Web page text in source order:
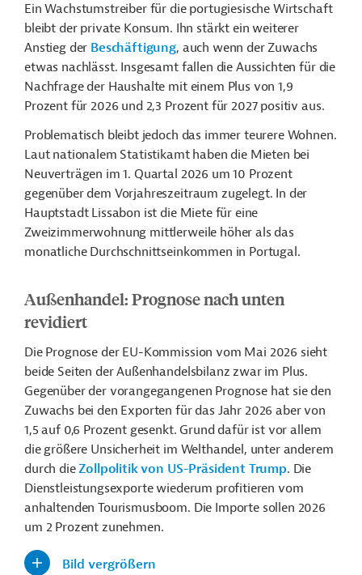
Ein Wachstumstreiber für die portugiesische Wirtschaft
bleibt der private Konsum. Ihn stärkt ein weiterer
Anstieg der Beschäftigung, auch wenn der Zuwachs
etwas nachlässt. Insgesamt fallen die Aussichten für die
Nachfrage der Haushalte mit einem Plus von 1,9
Prozent für 2026 und 2,3 Prozent für 2027 positiv aus.
Problematisch bleibt jedoch das immer teurere Wohnen.
Laut nationalem Statistikamt haben die Mieten bei
Neuverträgen im 1. Quartal 2026 um 10 Prozent
gegenüber dem Vorjahreszeitraum zugelegt. In der
Hauptstadt Lissabon ist die Miete für eine
Zweizimmerwohnung mittlerweile höher als das
monatliche Durchschnittseinkommen in Portugal.
Außenhandel: Prognose nach unten
revidiert
Die Prognose der EU-Kommission vom Mai 2026 sieht
beide Seiten der Außenhandelsbilanz zwar im Plus.
Gegenüber der vorangegangenen Prognose hat sie den
Zuwachs bei den Exporten für das Jahr 2026 aber von
1,5 auf 0,6 Prozent gesenkt. Grund dafür ist vor allem
die größere Unsicherheit im Welthandel, unter anderem
durch dieZollpolitik von US-Präsident Trump. Die
Dienstleistungsexporte wiederum profitieren vom
anhaltenden Tourismusboom. Die Importe sollen 2026
um 2 Prozent zunehmen.
Bild vergrößern